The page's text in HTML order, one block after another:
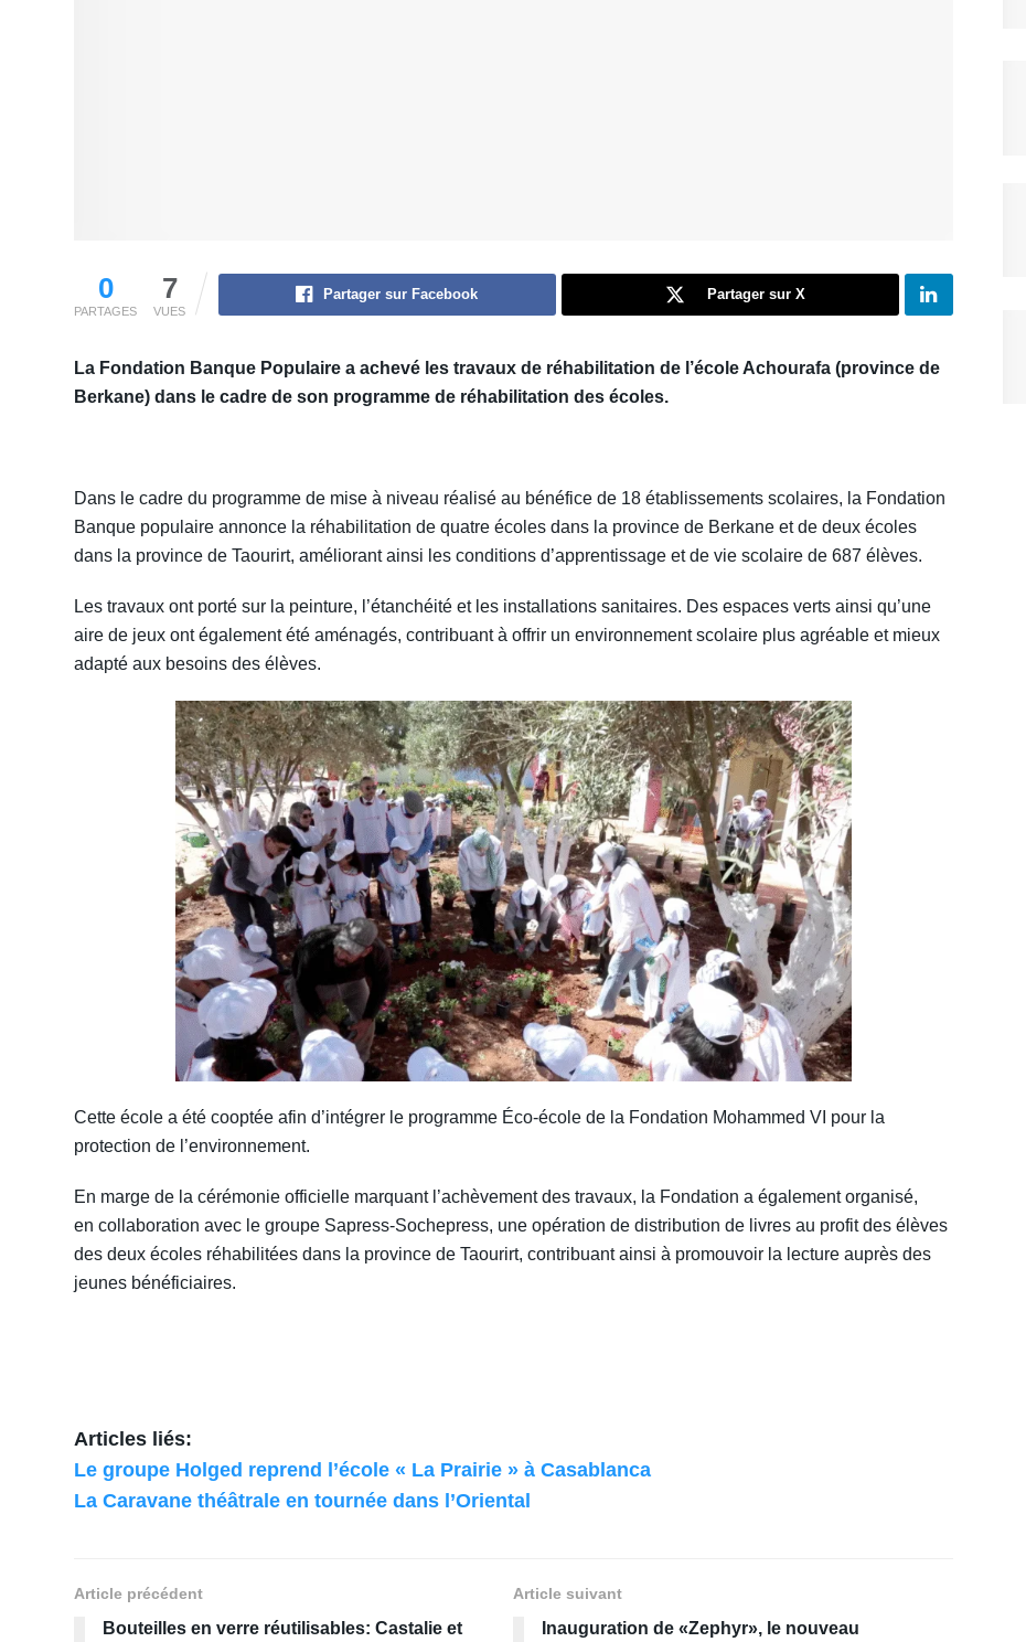
0
PARTAGES
7
VUES
Partager sur Facebook Partager sur X
La Fondation Banque Populaire a achevé les travaux de réhabilitation de l’école Achourafa (province de
Berkane) dans le cadre de son programme de réhabilitation des écoles.
Dans le cadre du programme de mise à niveau réalisé au bénéfice de 18 établissements scolaires, la Fondation
Banque populaire annonce la réhabilitation de quatre écoles dans la province de Berkane et de deux écoles
dans la province de Taourirt, améliorant ainsi les conditions d’apprentissage et de vie scolaire de 687 élèves.
Les travaux ont porté sur la peinture, l’étanchéité et les installations sanitaires. Des espaces verts ainsi qu’une
aire de jeux ont également été aménagés, contribuant à offrir un environnement scolaire plus agréable et mieux
adapté aux besoins des élèves.
Cette école a été cooptée afin d’intégrer le programme Éco-école de la Fondation Mohammed VI pour la
protection de l’environnement.
En marge de la cérémonie officielle marquant l’achèvement des travaux, la Fondation a également organisé,
en collaboration avec le groupe Sapress-Sochepress, une opération de distribution de livres au profit des élèves
des deux écoles réhabilitées dans la province de Taourirt, contribuant ainsi à promouvoir la lecture auprès des
jeunes bénéficiaires.
Articles liés:
Le groupe Holged reprend l’école « La Prairie » à Casablanca
La Caravane théâtrale en tournée dans l’Oriental
Article précédent
Bouteilles en verre réutilisables: Castalie et
Article suivant
Inauguration de «Zephyr», le nouveau